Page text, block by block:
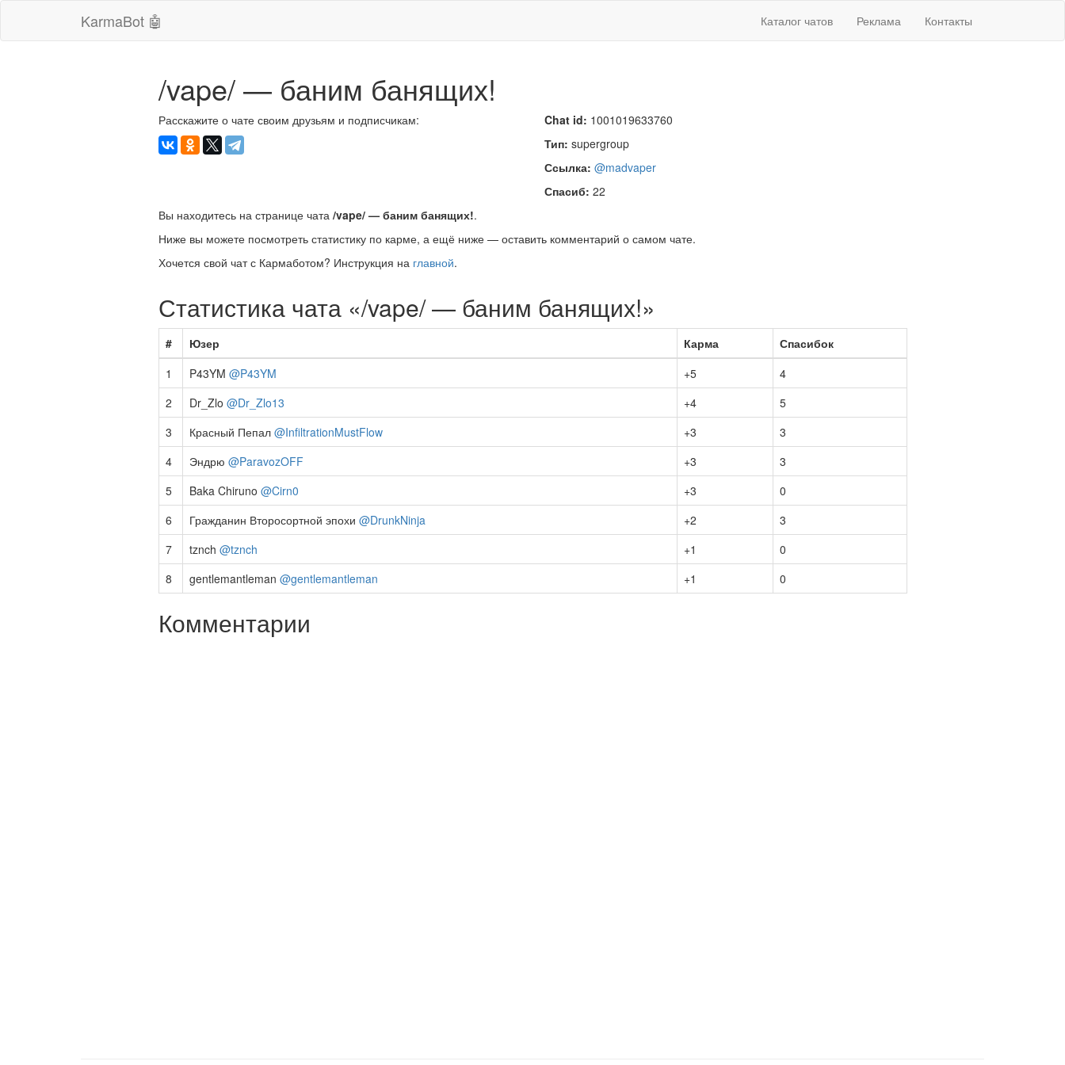
KarmaBot 🤖 Каталог чатов Реклама Контакты
/vape/ — баним банящих!
Расскажите о чате своим друзьям и подписчикам: Chat id: 1001019633760
Тип: supergroup
Ссылка: @madvaper
Спасиб: 22
Вы находитесь на странице чата /vape/ — баним банящих!.
Ниже вы можете посмотреть статистику по карме, а ещё ниже — оставить комментарий о самом чате.
Хочется свой чат с Кармаботом? Инструкция на главной.
Статистика чата «/vape/ — баним банящих!»
# Юзер Карма
Спасибок
1
P43YM @P43YM +5
4
2
Dr_Zlo @Dr_Zlo13 +4
5
3
Красный Пепал @InfiltrationMustFlow +3
3
4
Эндрю @ParavozOFF +3
3
5
Baka Chiruno @Cirn0 +3
0
6
Гражданин Второсортной эпохи @DrunkNinja +2
3
7
tznch @tznch +1
0
8
gentlemantleman @gentlemantleman +1 0
Комментарии